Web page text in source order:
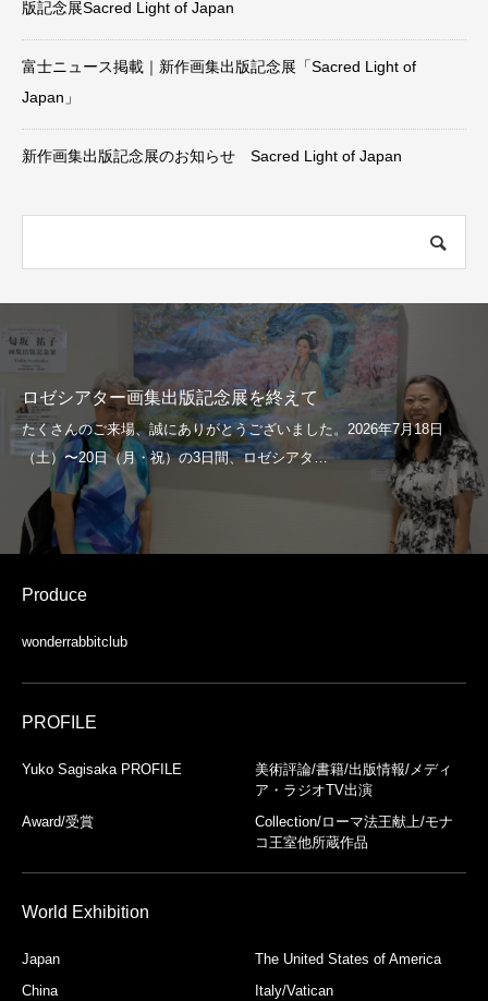
版記念展Sacred Light of Japan
富士ニュース掲載｜新作画集出版記念展「Sacred Light of
Japan」
新作画集出版記念展のお知らせ Sacred Light of Japan
ロゼシアター画集出版記念展を終えて
Produce
wonderrabbitclub
PROFILE
Yuko Sagisaka PROFILE
美術評論/書籍/出版情報/メディ
ア・ラジオTV出演
Award/受賞
Collection/ローマ法王献上/モナ
コ王室他所蔵作品
World Exhibition
Japan
The United States of America
China
Italy/Vatican